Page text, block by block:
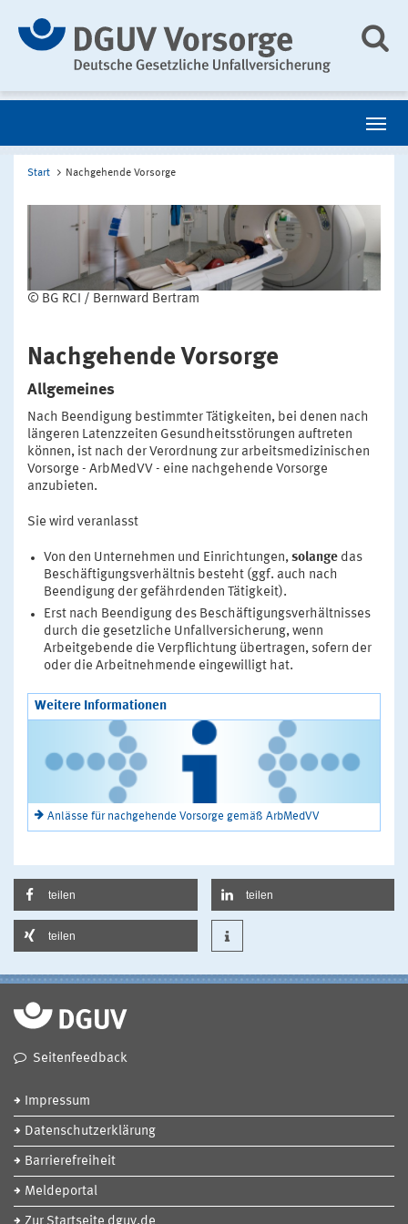
Start Nachgehende Vorsorge
© BG RCI / Bernward Bertram
Nachgehende Vorsorge
Allgemeines
Nach Beendigung bestimmter Tätigkeiten, bei denen nach
längeren Latenzzeiten Gesundheitsstörungen auftreten
können, ist nach der Verordnung zur arbeitsmedizinischen
Vorsorge - ArbMedVV - eine nachgehende Vorsorge
anzubieten.
Sie wird veranlasst
Von den Unternehmen und Einrichtungen, solange das
Beschäftigungsverhältnis besteht (ggf. auch nach
Beendigung der gefährdenden Tätigkeit).
Erst nach Beendigung des Beschäftigungsverhältnisses
durch die gesetzliche Unfallversicherung, wenn
Arbeitgebende die Verpflichtung übertragen, sofern der
oder die Arbeitnehmende eingewilligt hat.
Weitere Informationen
Anlässe für nachgehende Vorsorge gemäß ArbMedVV
teilen teilen
teilen
Seitenfeedback
Impressum
Datenschutzerklärung
Barrierefreiheit
Meldeportal